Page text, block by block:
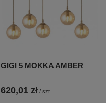
GIGI 5 MOKKA AMBER
620,01 zł / szt.